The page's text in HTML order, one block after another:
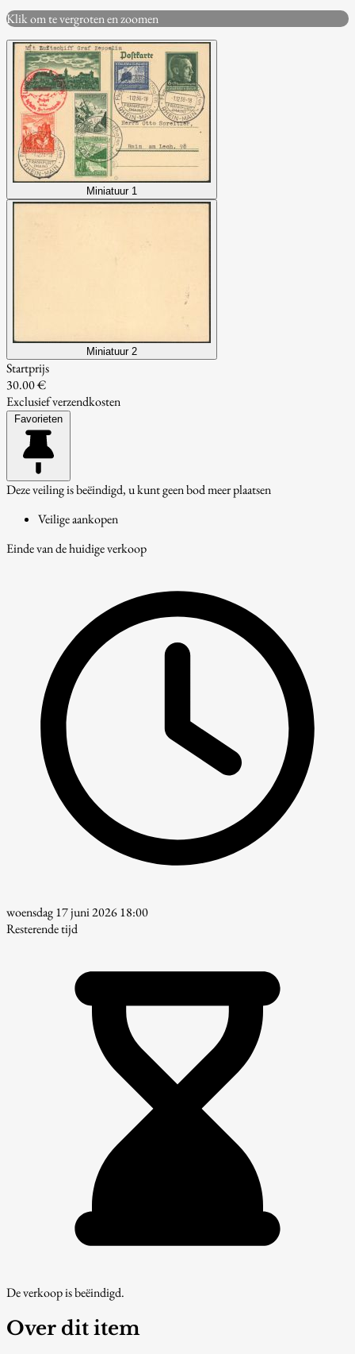
Klik om te vergroten en zoomen
Miniatuur 1
Miniatuur 2
Startprijs
30.00 €
Exclusief verzendkosten
Favorieten
Deze veiling is beëindigd, u kunt geen bod meer plaatsen
Veilige aankopen
Einde van de huidige verkoop
woensdag 17 juni 2026 18:00
Resterende tijd
De verkoop is beëindigd.
Over dit item